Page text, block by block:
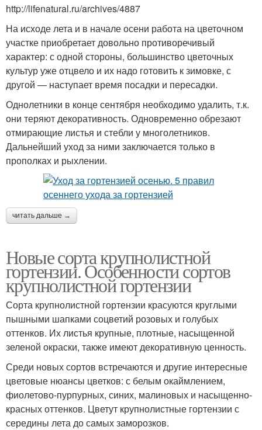
http://lifenatural.ru/archives/4887
На исходе лета и в начале осени работа на цветочном
участке приобретает довольно противоречивый
характер: с одной стороны, большинство цветочных
культур уже отцвело и их надо готовить к зимовке, с
другой — наступает время посадки и пересадки.
Однолетники в конце сентября необходимо удалить, т.к.
они теряют декоративность. Одновременно обрезают
отмирающие листья и стебли у многолетников.
Дальнейший уход за ними заключается только в
прополках и рыхлении.
читать дальше →
Новые сорта крупнолистной
гортензии. Особенности сортов
крупнолистной гортензии
Сорта крупнолистной гортензии красуются круглыми
пышными шапками соцветий розовых и голубых
оттенков. Их листья крупные, плотные, насыщенной
зеленой окраски, также имеют декоративную ценность.
Среди новых сортов встречаются и другие интересные
цветовые нюансы цветков: с белым окаймлением,
фиолетово-пурпурных, синих, малиновых и насыщенно-
красных оттенков. Цветут крупнолистные гортензии с
середины лета до самых заморозков.